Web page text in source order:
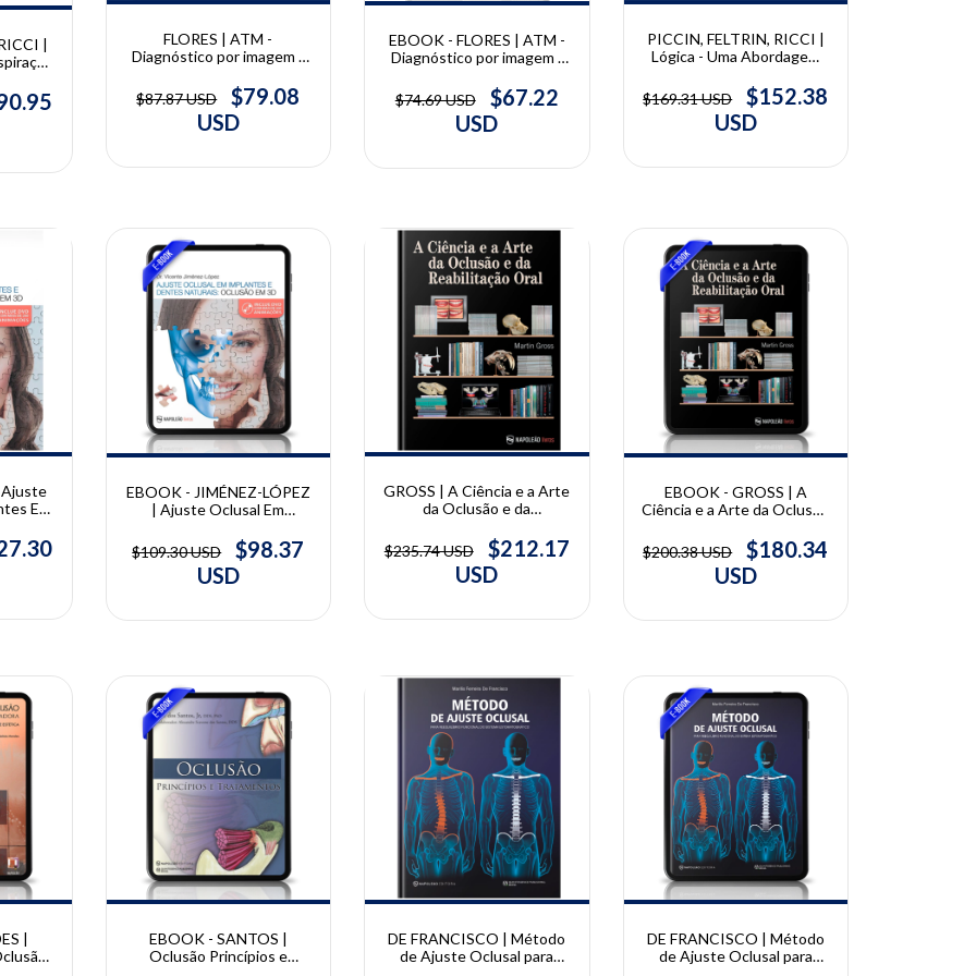
|
Weber
FLORES | ATM -
Diagnóstico por imagem |
$87.87 USD
$79.08
USD
EBOOK - FLORES | ATM -
Diagnóstico por imagem |
$74.69 USD
$67.22
USD
PICCIN, FELTRIN, RICCI |
Lógica - Uma Abordagem
Henrique José Piccin,
Pedro Paulo Feltrin, Weber
Adad Ricci
$169.31 USD
$152.38
USD
Ajuste
E
EBOOK - JIMÉNEZ-LÓPEZ
| Ajuste Oclusal Em
Naturais: Oclusão em 3D |
Vicente Jiménez-López
$109.30 USD
$98.37
USD
GROSS | A Ciência e a Arte
da Oclusão e da
Gross
$235.74 USD
$212.17
USD
EBOOK - GROSS | A
Ciência e a Arte da Oclusão
Martin Gross
$200.38 USD
$180.34
USD
|
EBOOK - SANTOS |
Oclusão Princípios e
DE FRANCISCO | Método
de Ajuste Oclusal para
DE FRANCISCO | Método
de Ajuste Oclusal para